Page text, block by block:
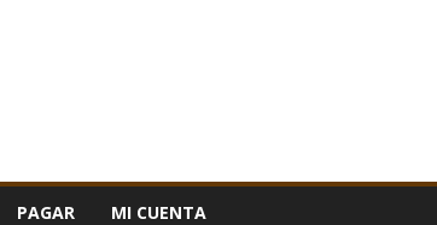
PAGAR MI CUENTA